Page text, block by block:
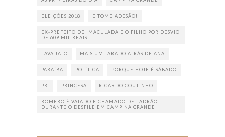
ELEIÇÕES 2018 E TOME ADESÃO!
EX-PREFEITO DE IMACULADA E O FILHO POR DESVIO
DE 609 MIL REAIS
LAVA JATO MAIS UM TARADO ATRÁS DE ANA
PARAÍBA POLÍTICA PORQUE HOJE É SÁBADO
PR. PRINCESA RICARDO COUTINHO
ROMERO É VAIADO E CHAMADO DE LADRÃO
DURANTE O DESFILE EM CAMPINA GRANDE